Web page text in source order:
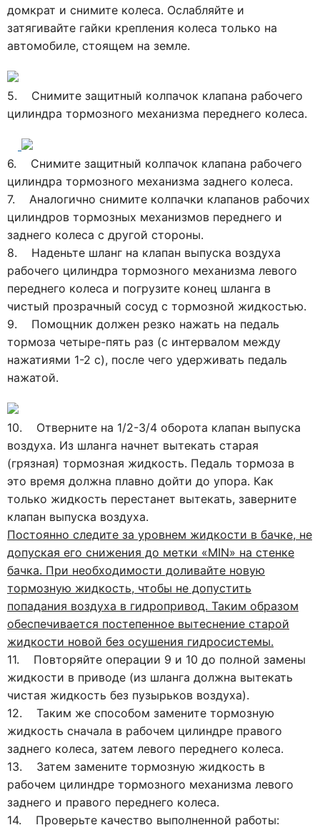
домкрат и снимите колеса. Ослабляйте и
затягивайте гайки крепления колеса только на
автомобиле, стоящем на земле.
5. Снимите защитный колпачок клапана рабочего
цилиндра тормозного механизма переднего колеса.
6. Снимите защитный колпачок клапана рабочего
цилиндра тормозного механизма заднего колеса.
7. Аналогично снимите колпачки клапанов рабочих
цилиндров тормозных механизмов переднего и
заднего колеса с другой стороны.
8. Наденьте шланг на клапан выпуска воздуха
рабочего цилиндра тормозного механизма левого
переднего колеса и погрузите конец шланга в
чистый прозрачный сосуд с тормозной жидкостью.
9. Помощник должен резко нажать на педаль
тормоза четыре-пять раз (с интервалом между
нажатиями 1-2 с), после чего удерживать педаль
нажатой.
10. Отверните на 1/2-3/4 оборота клапан выпуска
воздуха. Из шланга начнет вытекать старая
(грязная) тормозная жидкость. Педаль тормоза в
это время должна плавно дойти до упора. Как
только жидкость перестанет вытекать, заверните
клапан выпуска воздуха.
Постоянно следите за уровнем жидкости в бачке, не
допуская его снижения до метки «MIN» на стенке
бачка. При необходимости доливайте новую
тормозную жидкость, чтобы не допустить
попадания воздуха в гидропривод. Таким образом
обеспечивается постепенное вытеснение старой
жидкости новой без осушения гидросистемы.
11. Повторяйте операции 9 и 10 до полной замены
жидкости в приводе (из шланга должна вытекать
чистая жидкость без пузырьков воздуха).
12. Таким же способом замените тормозную
жидкость сначала в рабочем цилиндре правого
заднего колеса, затем левого переднего колеса.
13. Затем замените тормозную жидкость в
рабочем цилиндре тормозного механизма левого
заднего и правого переднего колеса.
14. Проверьте качество выполненной работы: